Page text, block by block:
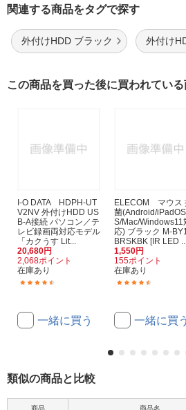
関連する商品をタグで探す
外付けHDD ブラック 外付け
この商品を買った後に買われてい
I-O DATA HDPH-UT
V2NV 外付けHDD US
B-A接続 パソコン／テ
レビ録画両対応モデル
「カクうす Lit...
20,680円
2,068ポイント
在庫あり
一緒に買う
ELECOM マウス
菌(Android/
S/Mac/Windows11
応) ブラック M-
BRSKBK [IR LED ...
1,550円
155ポイント
在庫あり
一緒に買う
類似の商品と比較
商品 商品名